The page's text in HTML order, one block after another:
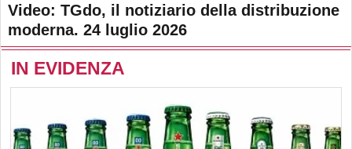
Video: TGdo, il notiziario della distribuzione
moderna. 24 luglio 2026
IN EVIDENZA